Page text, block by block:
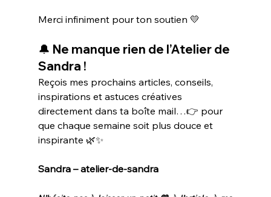
Merci infiniment pour ton soutien 💛
🔔 Ne manque rien de l’Atelier de
Sandra !
Reçois mes prochains articles, conseils,
inspirations et astuces créatives
directement dans ta boîte mail…👉 pour
que chaque semaine soit plus douce et
inspirante 🌿✨
Sandra – atelier-de-sandra